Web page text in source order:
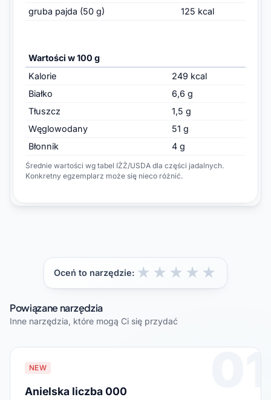
gruba pajda (50 g)
125 kcal
Wartości w 100 g
Kalorie
249 kcal
Białko
6,6 g
Tłuszcz
1,5 g
Węglowodany
51 g
Błonnik
4 g
Średnie wartości wg tabel IŻŻ/USDA dla części jadalnych.
Konkretny egzemplarz może się nieco różnić.
Oceń to narzędzie: ★
★
★
★
★
Powiązane narzędzia
Inne narzędzia, które mogą Ci się przydać
01
NEW
Anielska liczba 000